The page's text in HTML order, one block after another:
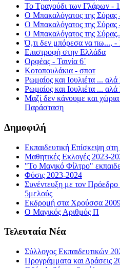
Το Τραγούδι των Γλάρων -
Ο Μπακαλόγατος της Σύρας
Ο Μπακαλόγατος της Σύρας
Ο Μπακαλόγατος της
Ό,τι δεν μπόρεσα να πω..., -
Επιστροφή στην Ελλάδα
Ορφέας - Ταινία 6΄
Κοτοπουλάκια - σποτ
Ρωμαίος και Ιουλιέτα ...
Ρωμαίος και Ιουλιέτα ...
Μαζί δεν κάνουμε και
Παράσταση
Δημοφιλή
Εκπαιδευτική Επίσκεψη
Μαθητικές Εκλογές 2023-
"Το Μαγικό Φίλτρο"
Φύσις 2023-2024
Συνέντευξη με τον Πρόεδρο
5μελούς
Εκδρομή στα Χρούσσα
Ο Μαγικός Αριθμός Π
Τελευταία Νέα
Σύλλογος Εκπαιδευτικών
Προγράμματα και Δράσεις